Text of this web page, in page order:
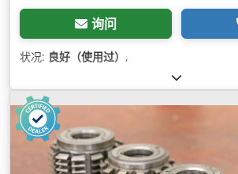
询问
状况: 良好（使用过） ,